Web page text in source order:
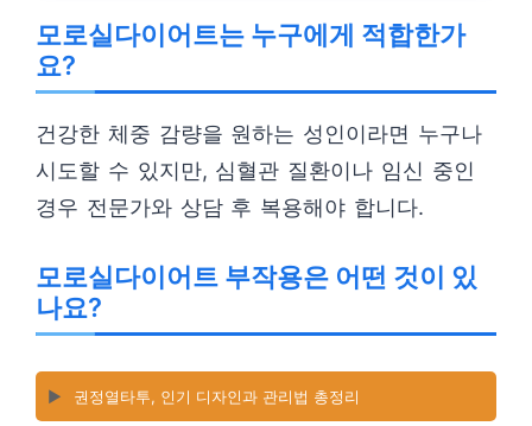
모로실다이어트는 누구에게 적합한가
요?
건강한 체중 감량을 원하는 성인이라면 누구나
시도할 수 있지만, 심혈관 질환이나 임신 중인
경우 전문가와 상담 후 복용해야 합니다.
모로실다이어트 부작용은 어떤 것이 있
나요?
▶️ 권정열타투, 인기 디자인과 관리법 총정리